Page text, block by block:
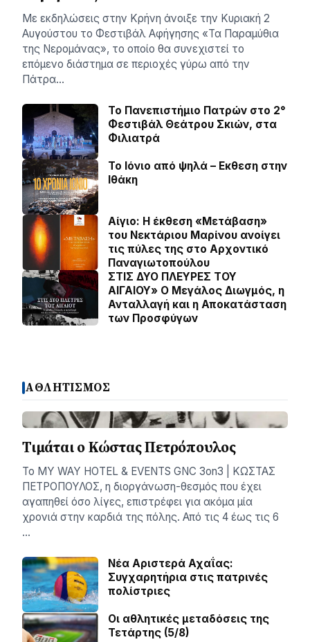
Με εκδηλώσεις στην Κρήνη άνοιξε την Κυριακή 2
Αυγούστου το Φεστιβάλ Αφήγησης «Τα Παραμύθια
της Νερομάνας», το οποίο θα συνεχιστεί το
επόμενο διάστημα σε περιοχές γύρω από την
Πάτρα…
Το Πανεπιστήμιο Πατρών στο 2°
Φεστιβάλ Θεάτρου Σκιών, στα
Φιλιατρά
Το Ιόνιο από ψηλά – Eκθεση στην
Ιθάκη
Αίγιο: Η έκθεση «Μετάβαση»
του Νεκτάριου Μαρίνου ανοίγει
τις πύλες της στο Αρχοντικό
Παναγιωτοπούλου
ΣΤΙΣ ΔΥΟ ΠΛΕΥΡΕΣ ΤΟΥ
ΑΙΓΑΙΟΥ» Ο Μεγάλος Διωγμός, η
Ανταλλαγή και η Αποκατάσταση
των Προσφύγων
ΑΘΛΗΤΙΣΜΟΣ
Τιμάται ο Κώστας Πετρόπουλος
Το MY WAY HOTEL & EVENTS GNC 3on3 | ΚΩΣΤΑΣ
ΠΕΤΡΟΠΟΥΛΟΣ, η διοργάνωση-θεσμός που έχει
αγαπηθεί όσο λίγες, επιστρέφει για ακόμα μία
χρονιά στην καρδιά της πόλης. Από τις 4 έως τις 6
…
Νέα Αριστερά Αχαΐας:
Συγχαρητήρια στις πατρινές
πολίστριες
Οι αθλητικές μεταδόσεις της
Τετάρτης (5/8)